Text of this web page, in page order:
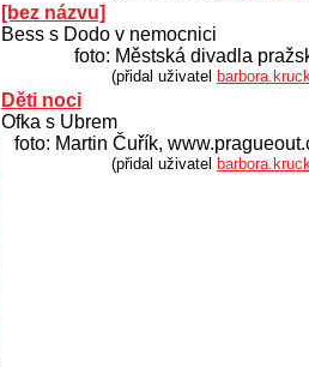
[bez názvu]
Bess s Dodo v nemocnici
foto: Městská divadla
(přidal uživatel
Děti noci
Ofka s Ubrem
foto: Martin Čuřík,
(přidal uživatel